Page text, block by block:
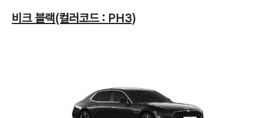
비크 블랙(컬러코드 : PH3)